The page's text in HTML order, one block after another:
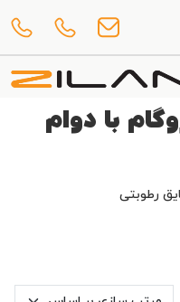
با دوام
رطوبتی